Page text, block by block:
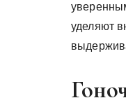
уделяют